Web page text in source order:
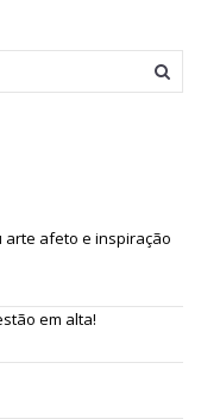
arte afeto e inspiração
em alta!